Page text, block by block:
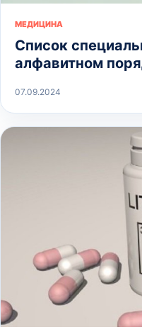
МЕДИЦИНА
Список
алфавитном
07.09.2024